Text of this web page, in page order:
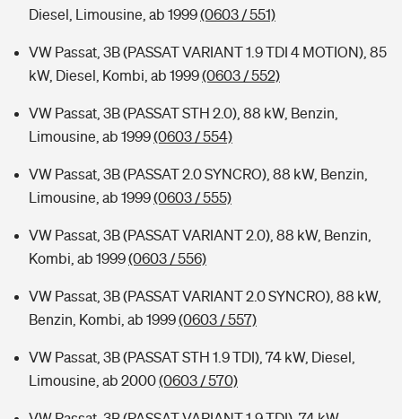
Diesel, Limousine, ab 1999(0603 / 551)
VW Passat, 3B (PASSAT VARIANT 1.9 TDI 4 MOTION), 85
kW, Diesel, Kombi, ab 1999(0603 / 552)
VW Passat, 3B (PASSAT STH 2.0), 88 kW, Benzin,
Limousine, ab 1999(0603 / 554)
VW Passat, 3B (PASSAT 2.0 SYNCRO), 88 kW, Benzin,
Limousine, ab 1999(0603 / 555)
VW Passat, 3B (PASSAT VARIANT 2.0), 88 kW, Benzin,
Kombi, ab 1999(0603 / 556)
VW Passat, 3B (PASSAT VARIANT 2.0 SYNCRO), 88 kW,
Benzin, Kombi, ab 1999(0603 / 557)
VW Passat, 3B (PASSAT STH 1.9 TDI), 74 kW, Diesel,
Limousine, ab 2000(0603 / 570)